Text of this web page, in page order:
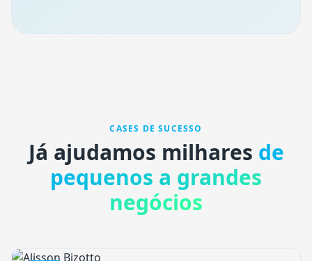
CASES DE SUCESSO
Já ajudamos milhares de
pequenos a grandes
negócios